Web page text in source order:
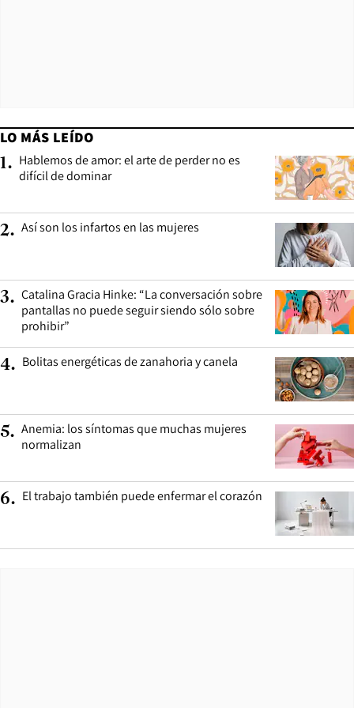
LO MÁS LEÍDO
1. Hablemos de amor: el arte de perder no es
difícil de dominar
2. Así son los infartos en las mujeres
3. Catalina Gracia Hinke: “La conversación sobre
pantallas no puede seguir siendo sólo sobre
prohibir”
4. Bolitas energéticas de zanahoria y canela
5. Anemia: los síntomas que muchas mujeres
normalizan
6. El trabajo también puede enfermar el corazón